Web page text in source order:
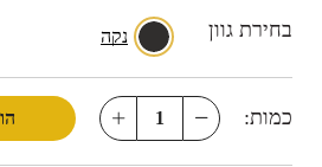
בחירת גוון נקה
כמות: